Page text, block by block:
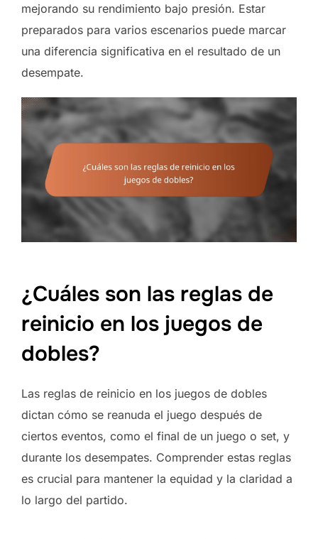
mejorando su rendimiento bajo presión. Estar
preparados para varios escenarios puede marcar
una diferencia significativa en el resultado de un
desempate.
¿Cuáles son las reglas de
reinicio en los juegos de
dobles?
Las reglas de reinicio en los juegos de dobles
dictan cómo se reanuda el juego después de
ciertos eventos, como el final de un juego o set, y
durante los desempates. Comprender estas reglas
es crucial para mantener la equidad y la claridad a
lo largo del partido.